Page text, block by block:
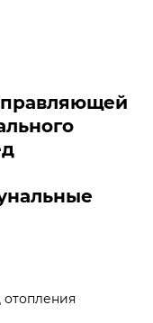
отопления